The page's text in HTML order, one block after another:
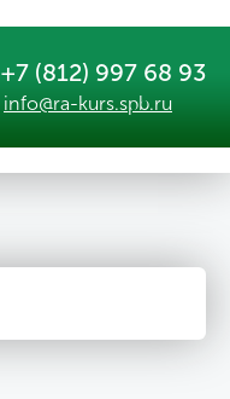
+7 (812) 997 68 93
info@ra-kurs.spb.ru